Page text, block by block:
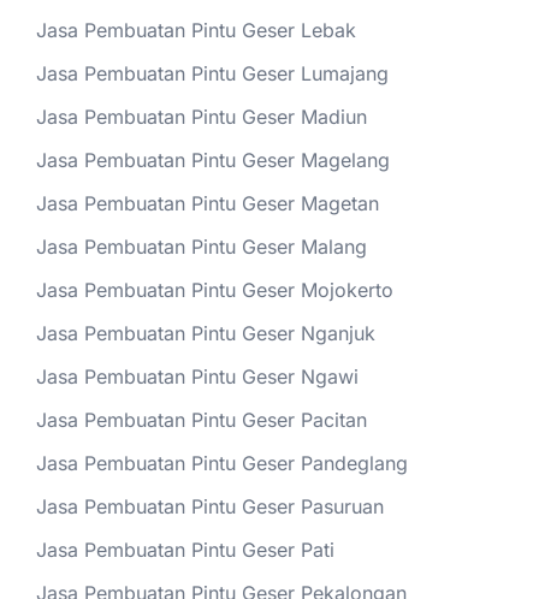
Jasa Pembuatan Pintu Geser Lebak
Jasa Pembuatan Pintu Geser Lumajang
Jasa Pembuatan Pintu Geser Madiun
Jasa Pembuatan Pintu Geser Magelang
Jasa Pembuatan Pintu Geser Magetan
Jasa Pembuatan Pintu Geser Malang
Jasa Pembuatan Pintu Geser Mojokerto
Jasa Pembuatan Pintu Geser Nganjuk
Jasa Pembuatan Pintu Geser Ngawi
Jasa Pembuatan Pintu Geser Pacitan
Jasa Pembuatan Pintu Geser Pandeglang
Jasa Pembuatan Pintu Geser Pasuruan
Jasa Pembuatan Pintu Geser Pati
Jasa Pembuatan Pintu Geser Pekalongan